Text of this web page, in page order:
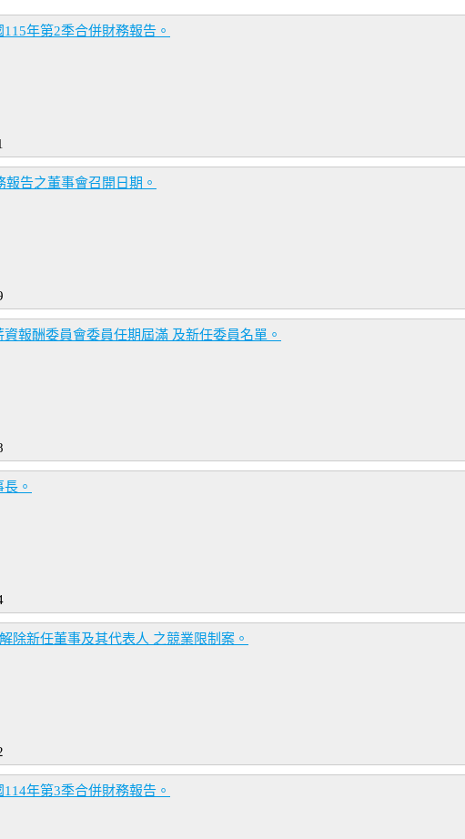
年第2季合併財務報告。
告之董事會召開日期。
報酬委員會委員任期屆滿 及新任委員名單。
。
除新任董事及其代表人 之競業限制案。
年第3季合併財務報告。